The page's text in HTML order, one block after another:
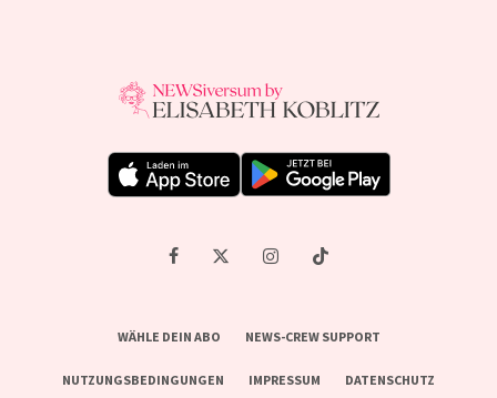
WÄHLE DEIN ABO NEWS-CREW SUPPORT
NUTZUNGSBEDINGUNGEN IMPRESSUM DATENSCHUTZ